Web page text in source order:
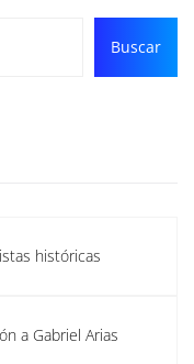
Buscar
históricas
a Gabriel Arias